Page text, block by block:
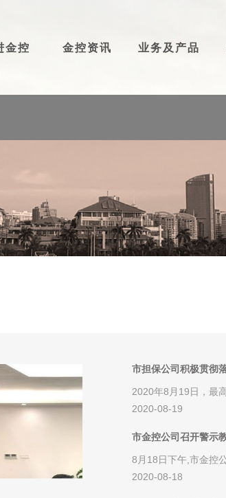
金控 金控资讯 业务及产品
市担保公司积极贯彻
2020年8月19日，最
2020-08-19
市金控公司召开警示
8月18日下午,市金控
2020-08-18